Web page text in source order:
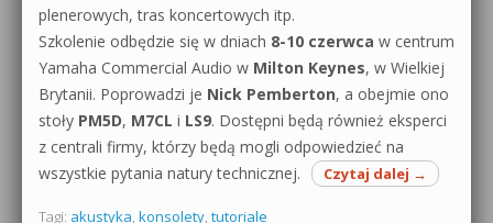
plenerowych, tras koncertowych itp.
Szkolenie odbędzie się w dniach 8-10 czerwca w centrum
Yamaha Commercial Audio w Milton Keynes, w Wielkiej
Brytanii. Poprowadzi je Nick Pemberton, a obejmie ono
stoły PM5D, M7CL i LS9. Dostępni będą również eksperci
z centrali firmy, którzy będą mogli odpowiedzieć na
wszystkie pytania natury technicznej.
Czytaj dalej →
Tagi: akustyka, konsolety, tutoriale